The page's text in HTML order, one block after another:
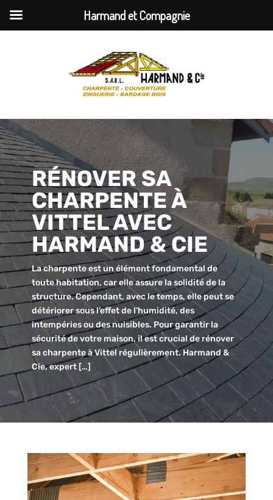
RÉNOVER SA
CHARPENTE À
VITTEL AVEC
HARMAND & CIE
La charpente est un élément fondamental de
toute habitation, car elle assure la solidité de la
structure. Cependant, avec le temps, elle peut se
détériorer sous l’effet de l’humidité, des
intempéries ou des nuisibles. Pour garantir la
sécurité de votre maison, il est crucial de rénover
sa charpente à Vittel régulièrement. Harmand &
Cie, expert […]
Harmand et Compagnie